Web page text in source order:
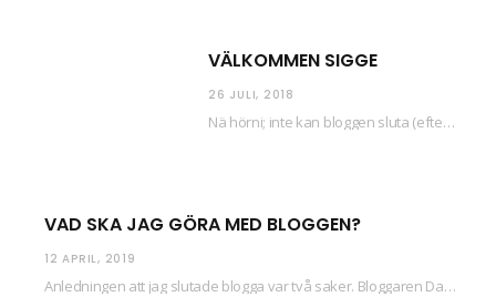
VÄLKOMMEN SIGGE
26 JULI, 2018
Nä hörni; inte kan bloggen sluta (eftersom jag så sällan uppdaterar skiten) i sånt supermoll.…
VAD SKA JAG GÖRA MED BLOGGEN?
12 APRIL, 2019
Anledningen att jag slutade blogga var två saker. Bloggaren Daniel skrev ut checkar som personen…